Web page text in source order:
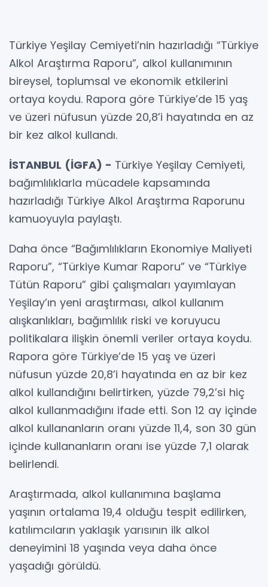
Türkiye Yeşilay Cemiyeti’nin hazırladığı “Türkiye
Alkol Araştırma Raporu”, alkol kullanımının
bireysel, toplumsal ve ekonomik etkilerini
ortaya koydu. Rapora göre Türkiye’de 15 yaş
ve üzeri nüfusun yüzde 20,8’i hayatında en az
bir kez alkol kullandı.
İSTANBUL (İGFA) - Türkiye Yeşilay Cemiyeti,
bağımlılıklarla mücadele kapsamında
hazırladığı Türkiye Alkol Araştırma Raporunu
kamuoyuyla paylaştı.
Daha önce “Bağımlılıkların Ekonomiye Maliyeti
Raporu”, “Türkiye Kumar Raporu” ve “Türkiye
Tütün Raporu” gibi çalışmaları yayımlayan
Yeşilay’ın yeni araştırması, alkol kullanım
alışkanlıkları, bağımlılık riski ve koruyucu
politikalara ilişkin önemli veriler ortaya koydu.
Rapora göre Türkiye’de 15 yaş ve üzeri
nüfusun yüzde 20,8’i hayatında en az bir kez
alkol kullandığını belirtirken, yüzde 79,2’si hiç
alkol kullanmadığını ifade etti. Son 12 ay içinde
alkol kullananların oranı yüzde 11,4, son 30 gün
içinde kullananların oranı ise yüzde 7,1 olarak
belirlendi.
Araştırmada, alkol kullanımına başlama
yaşının ortalama 19,4 olduğu tespit edilirken,
katılımcıların yaklaşık yarısının ilk alkol
deneyimini 18 yaşında veya daha önce
yaşadığı görüldü.